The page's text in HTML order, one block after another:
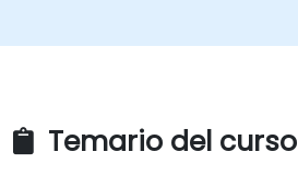
Temario del curso